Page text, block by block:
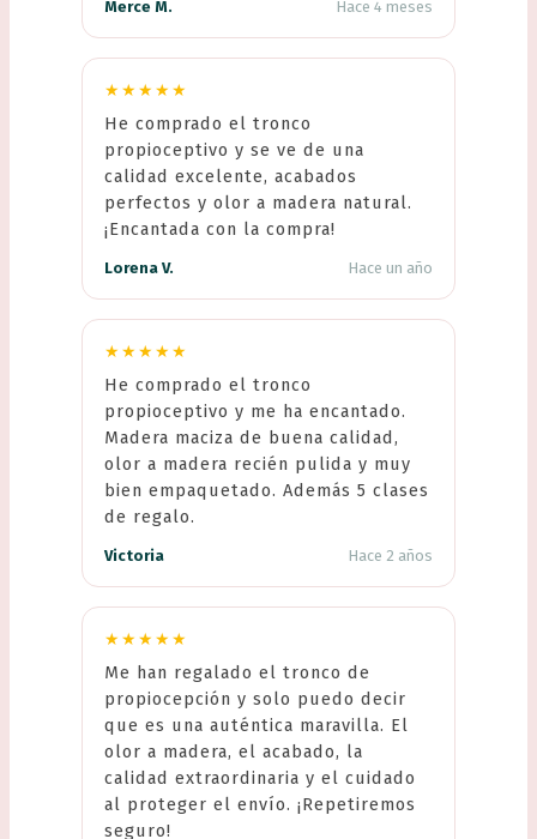
Merce M. Hace 4 meses
★★★★★
He comprado el tronco
propioceptivo y se ve de una
calidad excelente, acabados
perfectos y olor a madera natural.
¡Encantada con la compra!
Lorena V. Hace un año
★★★★★
He comprado el tronco
propioceptivo y me ha encantado.
Madera maciza de buena calidad,
olor a madera recién pulida y muy
bien empaquetado. Además 5 clases
de regalo.
Victoria Hace 2 años
★★★★★
Me han regalado el tronco de
propiocepción y solo puedo decir
que es una auténtica maravilla. El
olor a madera, el acabado, la
calidad extraordinaria y el cuidado
al proteger el envío. ¡Repetiremos
seguro!